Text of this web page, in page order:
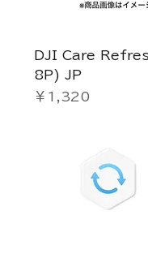
DJI Care
8P) JP
価格
￥1,320